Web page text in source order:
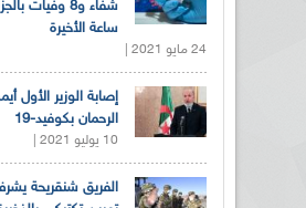
ساعة الأخيرة
24 مايو 2021 |
إصابة الوزير الأول
الرحمان بكوفيد-19
10 يوليو 2021 |
الفريق شنقريحة